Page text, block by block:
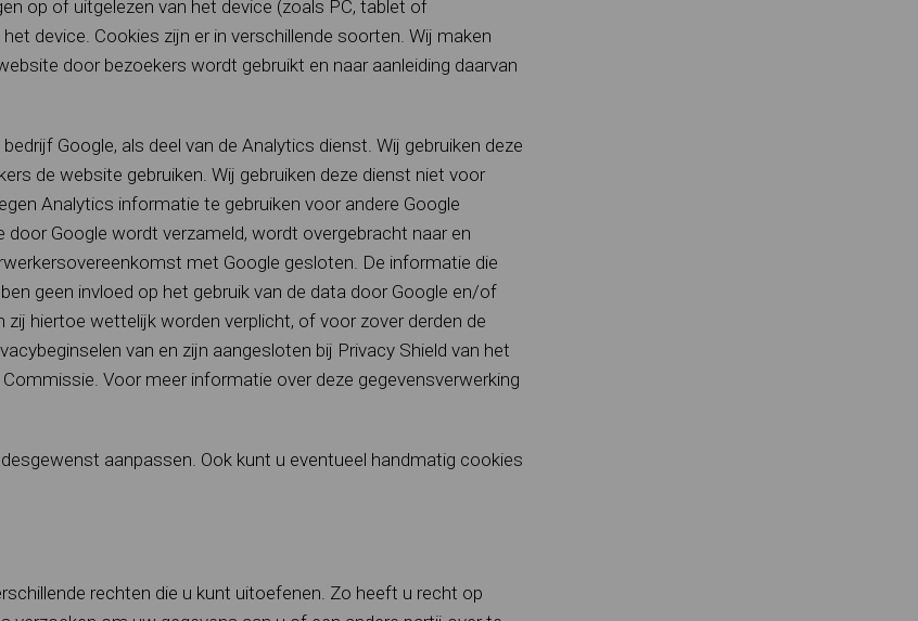
op of uitgelezen van het device (zoals PC, tablet of
device. Cookies zijn er in verschillende soorten. Wij maken
door bezoekers wordt gebruikt en naar aanleiding daarvan
Google, als deel van de Analytics dienst. Wij gebruiken deze
de website gebruiken. Wij gebruiken deze dienst niet voor
Analytics informatie te gebruiken voor andere Google
Google wordt verzameld, wordt overgebracht naar en
met Google gesloten. De informatie die
geen invloed op het gebruik van de data door Google en/of
hiertoe wettelijk worden verplicht, of voor zover derden de
van en zijn aangesloten bij Privacy Shield van het
Voor meer informatie over deze gegevensverwerking
aanpassen. Ook kunt u eventueel handmatig cookies
rechten die u kunt uitoefenen. Zo heeft u recht op